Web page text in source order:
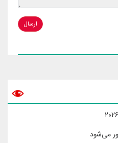
ارسال
می‌شود